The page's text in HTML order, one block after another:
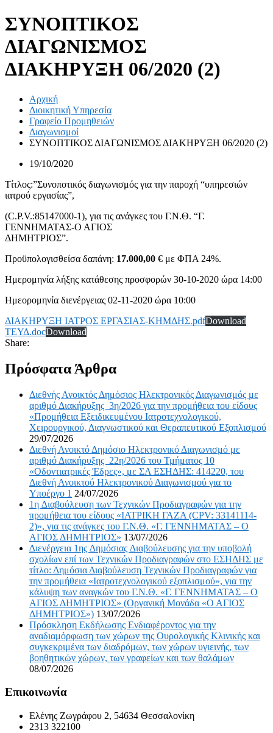
ΣΥΝΟΠΤΙΚΟΣ
ΔΙΑΓΩΝΙΣΜΟΣ
ΔΙΑΚΗΡΥΞΗ 06/2020 (2)
Αρχική
Διοικητική Υπηρεσία
Γραφείο Προμηθειών
Διαγωνισμοί
ΣΥΝΟΠΤΙΚΟΣ ΔΙΑΓΩΝΙΣΜΟΣ ΔΙΑΚΗΡΥΞΗ 06/2020 (2)
19/10/2020
Τίτλος:”Συνοποτικός διαγωνισμός για την παροχή “υπηρεσιών
ιατρού εργασίας”,
(C.P.V.:85147000-1), για τις ανάγκες του Γ.Ν.Θ. “Γ.
ΓΕΝΝΗΜΑΤΑΣ-Ο ΑΓΙΟΣ
ΔΗΜΗΤΡΙΟΣ”.
Προϋπολογισθείσα δαπάνη: 17.000,00 € με ΦΠΑ 24%.
Ημερομηνία λήξης κατάθεσης προσφορών 30-10-2020 ώρα 14:00
Ημεορομηνία διενέργειας 02-11-2020 ώρα 10:00
ΔΙΑΚΗΡΥΞΗ ΙΑΤΡΟΣ ΕΡΓΑΣΙΑΣ-ΚΗΜΔΗΣ.pdfDownload
ΤΕΥΔ.docDownload
Share:
Πρόσφατα Άρθρα
Διεθνής Ανοικτός Δημόσιος Ηλεκτρονικός Διαγωνισμός με
αριθμό Διακήρυξης 3η/2026 για την προμήθεια του είδους
«Προμήθεια Εξειδικευμένου Ιατροτεχνολογικού,
Χειρουργικού, Διαγνωστικού και Θεραπευτικού Εξοπλισμού
29/07/2026
Διεθνή Ανοικτό Δημόσιο Ηλεκτρονικό Διαγωνισμό με
αριθμό Διακήρυξης 22η/2026 του Τμήματος 10
«Οδοντιατρικές Έδρες», με ΣΑ ΕΣΗΔΗΣ: 414220, του
Διεθνή Ανοικτού Ηλεκτρονικού Διαγωνισμού για το
Υποέργο 1 24/07/2026
1η ∆ιαβούλευση των Τεχνικών Προδιαγραφών για την
προμήθεια του είδους «ΙΑΤΡΙΚΗ ΓΑΖΑ (CPV: 33141114-
2)», για τις ανάγκες του Γ.Ν.Θ. «Γ. ΓΕΝΝΗΜΑΤΑΣ – Ο
ΑΓΙΟΣ ΔΗΜΗΤΡΙΟΣ» 13/07/2026
∆ιενέργεια 1ης ∆ηµόσιας ∆ιαβούλευσης για την υποβολή
σχολίων επί των Τεχνικών Προδιαγραφών στο ΕΣΗΔΗΣ με
τίτλο: Δημόσια Διαβούλευση Τεχνικών Προδιαγραφών για
την προμήθεια «Ιατροτεχνολογικού εξοπλισμού», για την
κάλυψη των αναγκών του Γ.Ν.Θ. «Γ. ΓΕΝΝΗΜΑΤΑΣ – Ο
ΑΓΙΟΣ ΔΗΜΗΤΡΙΟΣ» (Οργανική Μονάδα «Ο ΑΓΙΟΣ
ΔΗΜΗΤΡΙΟΣ») 13/07/2026
Πρόσκληση Εκδήλωσης Ενδιαφέροντος για την
αναδιαμόρφωση των χώρων της Ουρολογικής Κλινικής και
συγκεκριμένα των διαδρόμων, των χώρων υγιεινής, των
βοηθητικών χώρων, των γραφείων και των θαλάμων
08/07/2026
Επικοινωνία
Ελένης Ζωγράφου 2, 54634 Θεσσαλονίκη
2313 322100